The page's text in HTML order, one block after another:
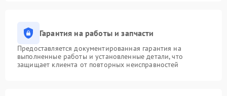
Гарантия на работы и запчасти
Предоставляется документированная гарантия на
выполненные работы и установленные детали, что
защищает клиента от повторных неисправностей